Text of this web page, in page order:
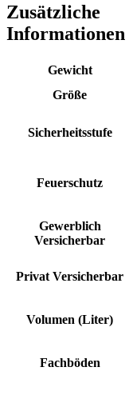
Zusätzliche
Informationen
Gewicht
Größe
Sicherheitsstufe
Feuerschutz
Gewerblich
Versicherbar
Privat Versicherbar
Volumen (Liter)
Fachböden